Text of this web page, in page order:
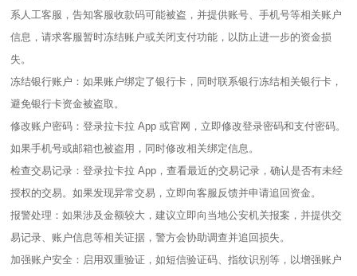
系人工客服，告知客服收款码可能被盗，并提供账号、手机号等相关账户
信息，请求客服暂时冻结账户或关闭支付功能，以防止进一步的资金损
失。
冻结银行账户：如果账户绑定了银行卡，同时联系银行冻结相关银行卡，
避免银行卡资金被盗取。
修改账户密码：登录拉卡拉 App 或官网，立即修改登录密码和支付密码。
如果手机号或邮箱也被盗用，同时修改相关绑定信息。
检查交易记录：登录拉卡拉 App，查看最近的交易记录，确认是否有未经
授权的交易。如果发现异常交易，立即向客服反馈并申请追回资金。
报警处理：如果涉及金额较大，建议立即向当地公安机关报案，并提供交
易记录、账户信息等相关证据，警方会协助调查并追回损失。
加强账户安全：启用双重验证，如短信验证码、指纹识别等，以增强账户